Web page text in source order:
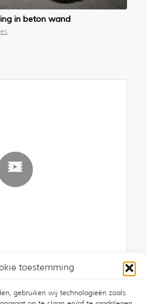
toestemming
gebruiken wij technologieën zoals
in beton wand